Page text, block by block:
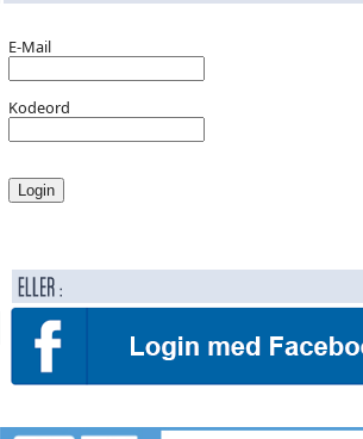
E-Mail
Kodeord